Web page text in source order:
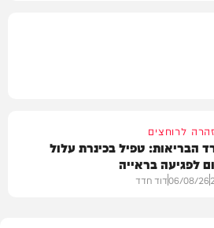
לרוחצים
הבריאות: טפיל בכינרת עלול
לפגיעה בראייה
06/08/26דוד חדד